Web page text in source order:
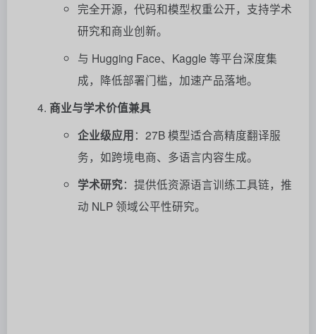
完全开源，代码和模型权重公开，支持学术
研究和商业创新。
与 Hugging Face、Kaggle 等平台深度集
成，降低部署门槛，加速产品落地。
商业与学术价值兼具
企业级应用：27B 模型适合高精度翻译服
务，如跨境电商、多语言内容生成。
学术研究：提供低资源语言训练工具链，推
动 NLP 领域公平性研究。